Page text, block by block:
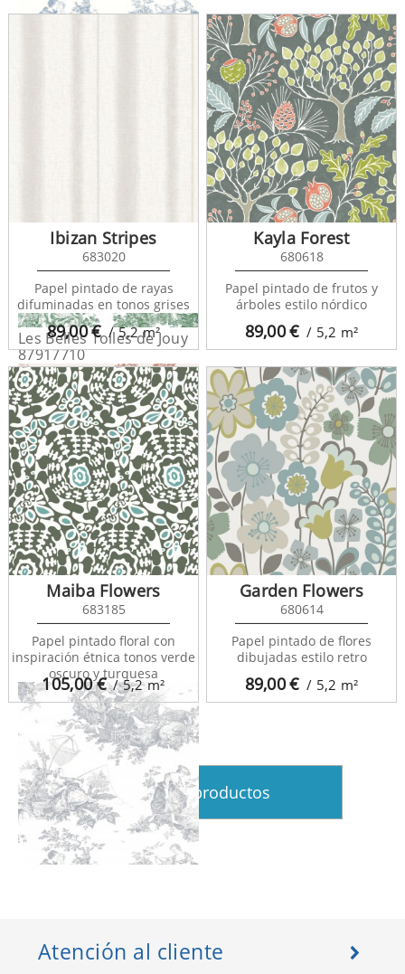
Les Belles Toiles de Jouy
87917710
Les Belles Toiles de Jouy
87918201
89,00€ / 5,2m²
Ibizan Stripes
683020
Papel pintado de rayas
difuminadas en tonos grises
89,00€ / 5,2 m²
Kayla Forest
680618
Papel pintado de frutos y
árboles estilo nórdico
105,00€ / 5,2m²
Maiba Flowers
683185
Papel pintado floral con
inspiración étnica tonos verde
oscuro y turquesa
89,00€ / 5,2 m²
Garden Flowers
680614
Papel pintado de flores
dibujadas estilo retro
Ver más productos
Atención al cliente